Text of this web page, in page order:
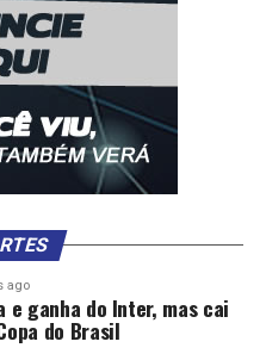
ago
e ganha do Inter, mas cai
do Brasil